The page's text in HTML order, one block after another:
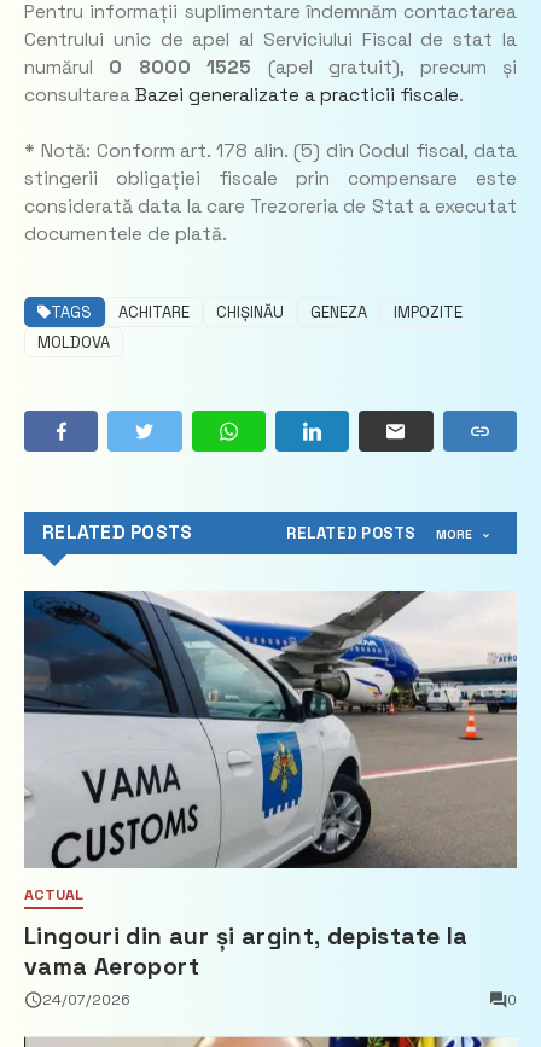
Pentru informații suplimentare îndemnăm contactarea
Centrului unic de apel al Serviciului Fiscal de stat la
numărul 0 8000 1525 (apel gratuit), precum și
consultarea Bazei generalizate a practicii fiscale.
* Notă: Conform art. 178 alin. (5) din Codul fiscal, data
stingerii obligației fiscale prin compensare este
considerată data la care Trezoreria de Stat a executat
documentele de plată.
TAGS ACHITARE CHIȘINĂU GENEZA
IMPOZITE
MOLDOVA
RELATED POSTS RELATED POSTS MORE
ACTUAL
Lingouri din aur și argint, depistate la
vama Aeroport
24/07/2026 0